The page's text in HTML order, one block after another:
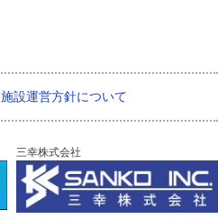
施設運営方針について
三幸株式会社